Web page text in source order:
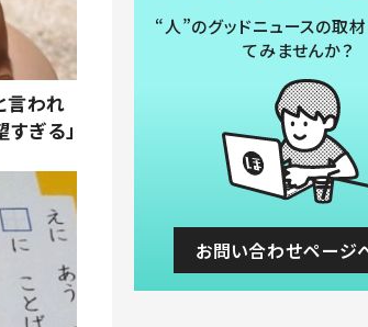
言われ
ぎる」
“人”のグッドニュースの取
てみませんか？
お問い合わせページ